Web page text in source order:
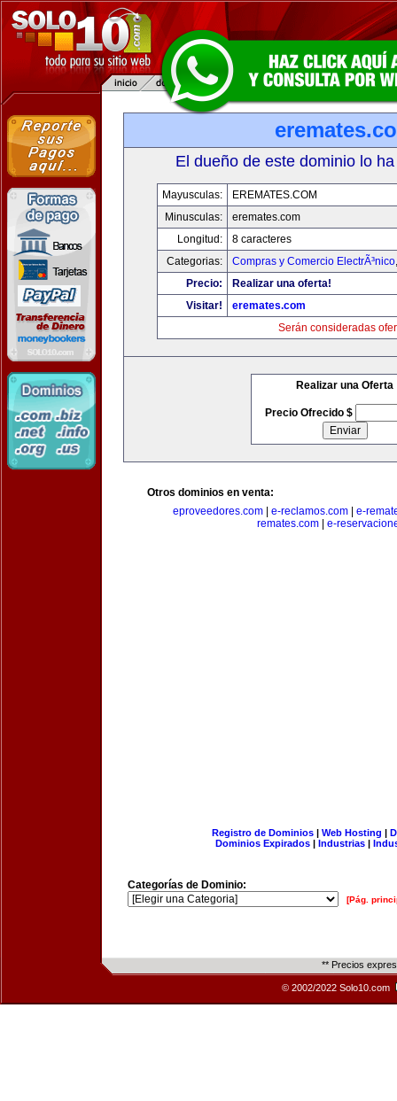
El dueño de este dominio lo
Mayusculas:
EREMATES.COM
Minusculas:
eremates.com
Longitud:
8 caracteres
Categorias:
Compras y Comercio ElectrÃ³nico
Precio:
Realizar una oferta!
Visitar!
eremates.com
Serán consideradas
Realizar una Oferta
Precio Ofrecido $
Otros dominios en venta:
eproveedores.com
e-reclamos.com
e-
remates.com| e-
Registro de Dominios| Web Hosting |
Dominios Expirados | Industrias |
Categorías de Dominio:
[Pág.
** Precios
© 2002/2022 Solo10.com